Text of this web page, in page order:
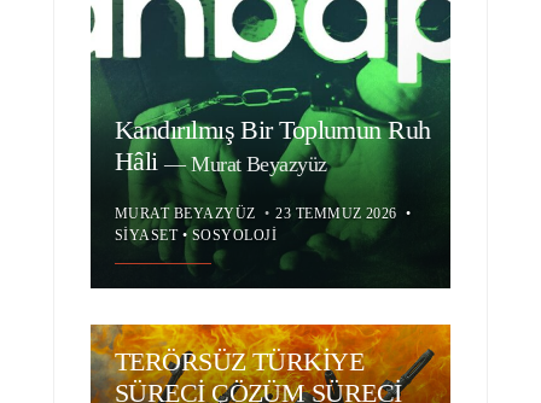
Kandırılmış Bir Toplumun Ruh
Hâli—Murat Beyazyüz
MURAT BEYAZYÜZ • 23 TEMMUZ 2026 •
SIYASET• SOSYOLOJI
TERÖRSÜZ TÜRKİYE
SÜRECİ ÇÖZÜM SÜRECİ